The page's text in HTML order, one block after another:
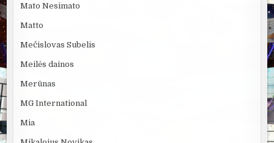
Mato Nesimato
Matto
Mečislovas Subelis
Meilės dainos
Merūnas
MG International
Mia